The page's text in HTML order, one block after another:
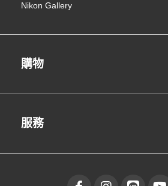
Nikon Gallery
購物
服務